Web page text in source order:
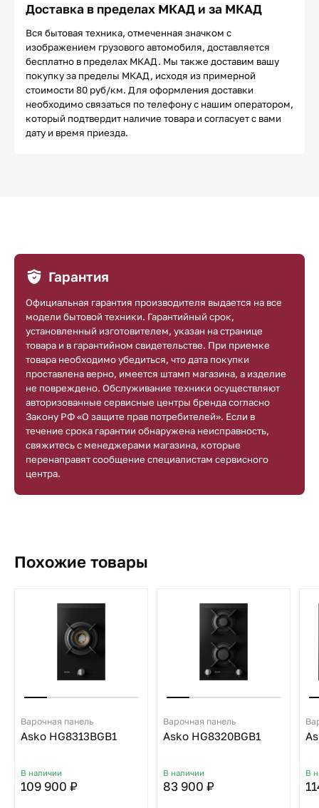
Доставка в пределах МКАД и за МКАД
Вся бытовая техника, отмеченная значком с
изображением грузового автомобиля, доставляется
бесплатно в пределах МКАД. Мы также доставим вашу
покупку за пределы МКАД, исходя из примерной
стоимости 80 руб/км. Для оформления доставки
необходимо связаться по телефону с нашим оператором,
который подтвердит наличие товара и согласует с вами
дату и время приезда.
Гарантия
Официальная гарантия производителя выдается на все
модели бытовой техники. Гарантийный срок,
установленный изготовителем, указан на странице
товара и в гарантийном свидетельстве. При приемке
товара необходимо убедиться, что дата покупки
проставлена верно, имеется штамп магазина, а изделие
не повреждено. Обслуживание техники осуществляют
авторизованные сервисные центры бренда согласно
Закону РФ «О защите прав потребителей». Если в
течение срока гарантии обнаружена неисправность,
свяжитесь с менеджерами магазина, которые
перенаправят сообщение специалистам сервисного
центра.
Похожие товары
Варочная панель
Asko HG8313BGB1
В наличии
109 900 ₽
Варочная панель
Asko HG8320BGB1
В наличии
83 900 ₽
В